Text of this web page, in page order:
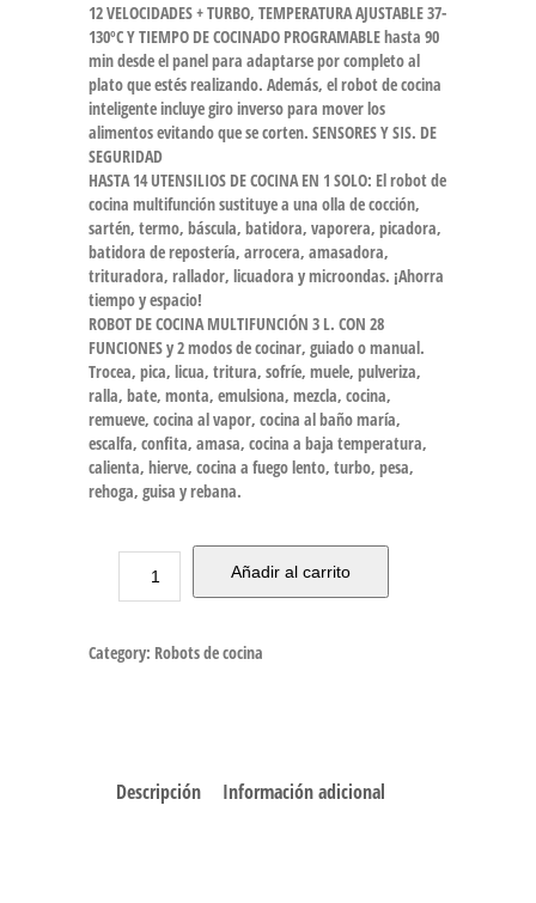
12 VELOCIDADES + TURBO, TEMPERATURA AJUSTABLE 37-
130ºC Y TIEMPO DE COCINADO PROGRAMABLE hasta 90
min desde el panel para adaptarse por completo al
plato que estés realizando. Además, el robot de cocina
inteligente incluye giro inverso para mover los
alimentos evitando que se corten. SENSORES Y SIS. DE
SEGURIDAD
HASTA 14 UTENSILIOS DE COCINA EN 1 SOLO: El robot de
cocina multifunción sustituye a una olla de cocción,
sartén, termo, báscula, batidora, vaporera, picadora,
batidora de repostería, arrocera, amasadora,
trituradora, rallador, licuadora y microondas. ¡Ahorra
tiempo y espacio!
ROBOT DE COCINA MULTIFUNCIÓN 3 L. CON 28
FUNCIONES y 2 modos de cocinar, guiado o manual.
Trocea, pica, licua, tritura, sofríe, muele, pulveriza,
ralla, bate, monta, emulsiona, mezcla, cocina,
remueve, cocina al vapor, cocina al baño maría,
escalfa, confita, amasa, cocina a baja temperatura,
calienta, hierve, cocina a fuego lento, turbo, pesa,
rehoga, guisa y rebana.
Añadir al carrito
Category: Robots de cocina
Descripción Información adicional